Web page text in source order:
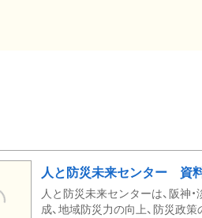
人と防災未来センター 資
人と防災未来センターは、阪神
成、地域防災力の向上、防災政